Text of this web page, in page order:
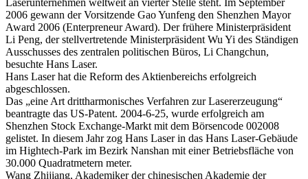
Laserunternehmen weltweit an vierter Stelle steht. Im September
2006 gewann der Vorsitzende Gao Yunfeng den Shenzhen Mayor
Award 2006 (Enterpreneur Award). Der frühere Ministerpräsident
Li Peng, der stellvertretende Ministerpräsident Wu Yi des Ständigen
Ausschusses des zentralen politischen Büros, Li Changchun,
besuchte Hans Laser.
Hans Laser hat die Reform des Aktienbereichs erfolgreich
abgeschlossen.
Das „eine Art drittharmonisches Verfahren zur Lasererzeugung“
beantragte das US-Patent. 2004-6-25, wurde erfolgreich am
Shenzhen Stock Exchange-Markt mit dem Börsencode 002008
gelistet. In diesem Jahr zog Hans Laser in das Hans Laser-Gebäude
im Hightech-Park im Bezirk Nanshan mit einer Betriebsfläche von
30.000 Quadratmetern meter.
Wang Zhijiang, Akademiker der chinesischen Akademie der